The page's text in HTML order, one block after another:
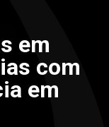
em
com
em